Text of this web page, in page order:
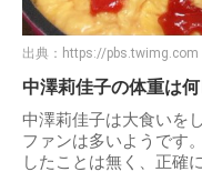
出典： https://pbs.twimg.com
中澤莉佳子の体重は何
中澤莉佳子は大食いを
ファンは多いようです
したことは無く、正確